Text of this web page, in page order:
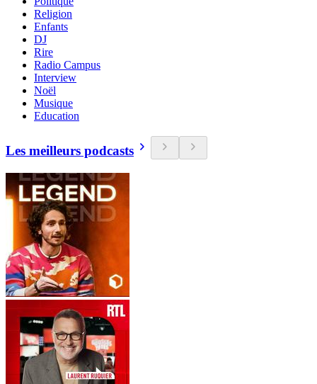
Religion
Enfants
DJ
Rire
Radio Campus
Interview
Noël
Musique
Education
Les meilleurs podcasts